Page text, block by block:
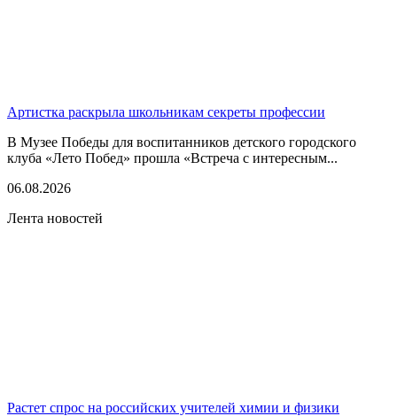
Артистка раскрыла школьникам секреты профессии
В Музее Победы для воспитанников детского городского
клуба «Лето Побед» прошла «Встреча с интересным...
06.08.2026
Лента новостей
Растет спрос на российских учителей химии и физики